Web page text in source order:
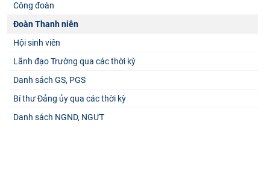
Công đoàn
Đoàn Thanh niên
Hội sinh viên
Lãnh đạo Trường qua các thời kỳ
Danh sách GS, PGS
Bí thư Đảng ủy qua các thời kỳ
Danh sách NGND, NGƯT